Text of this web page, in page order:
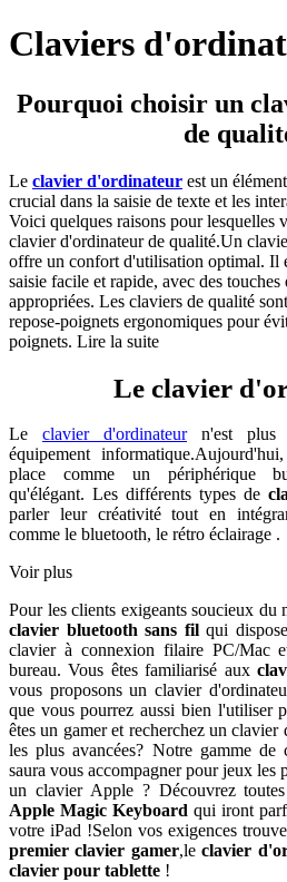
Claviers
Pourquoi choisir un
de
Le clavier d'ordinateur est un
crucial dans la saisie de texte et les
Voici quelques raisons pour lesquelles
clavier d'ordinateur de qualité.Un
offre un confort d'utilisation optimal. Il
saisie facile et rapide, avec des
appropriées. Les claviers de qualité
repose-poignets ergonomiques pour
poignets. Lire la suite
Le clavier
Le clavier d'ordinateurn'est plus
équipement
place comme un périphérique
qu'élégant. Les différents types de
parler leur créativité tout en
comme le bluetooth, le rétro éclairage .
Voir plus
Pour les clients exigeants soucieux du
clavier bluetooth sans filqui
clavier à connexion filaire PC/Mac
bureau. Vous êtes familiarisé aux
vous proposons un clavier
que vous pourrez aussi bien l'utiliser
êtes un gamer et recherchez un
les plus avancées? Notre gamme de
saura vous accompagner pour jeux les
un clavier Apple ? Découvrez
Apple Magic Keyboard qui iront
votre iPad !Selon vos exigences
premier clavier gamer,leclavier
clavier pour tablette !